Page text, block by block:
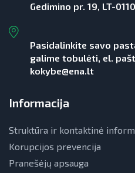
Gedimino pr. 19, LT-
Pasidalinkite savo
galime tobulėti, el.
kokybe@ena.lt
Informacija
Struktūra ir kontaktinė
Korupcijos prevencija
Pranešėjų apsauga